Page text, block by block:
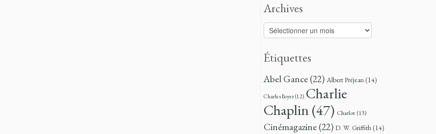
Archives
Archives
Étiquettes
Abel Gance(22) Albert Préjean(14)
Charles Boyer(12) Charlie
Chaplin(47) Charlot (13)
Cinémagazine(22) D. W. Griffith(14)